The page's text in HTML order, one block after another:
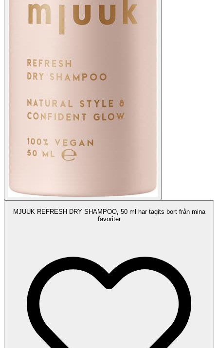
MJUUK REFRESH DRY SHAMPOO, 50 ml har tagits bort från mina
favoriter